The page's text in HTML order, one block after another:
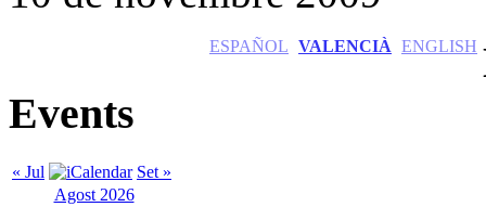
ESPAÑOL VALENCIÀ ENGLISH
Events
« Jul
Set »
Agost 2026